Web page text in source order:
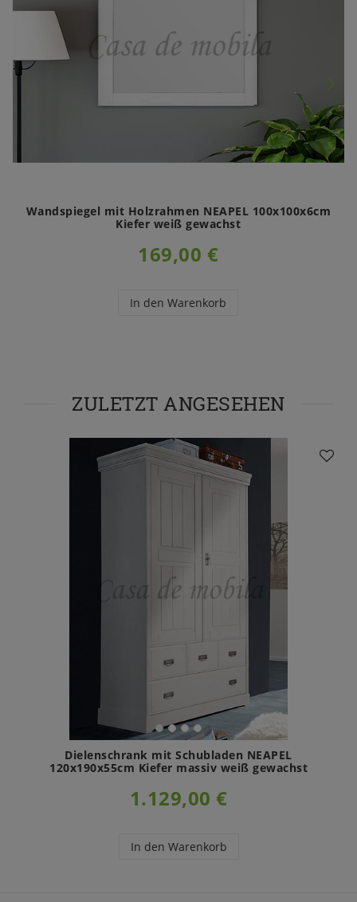
Wandspiegel mit Holzrahmen NEAPEL 100x100x6cm
Kiefer weiß gewachst
169,00 €
In den Warenkorb
ZULETZT ANGESEHEN
Dielenschrank mit Schubladen NEAPEL
120x190x55cm Kiefer massiv weiß gewachst
1.129,00 €
In den Warenkorb